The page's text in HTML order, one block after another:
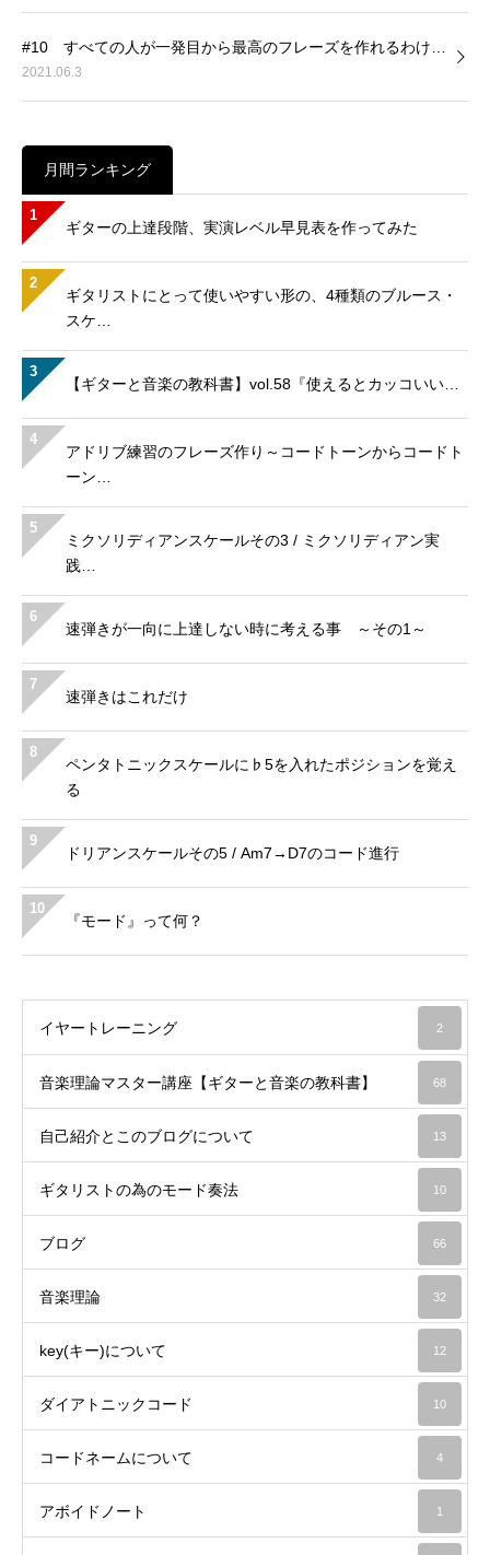
#10 すべての人が一発目から最高のフレーズを作れるわけ…
2021.06.3
月間ランキング
1
ギターの上達段階、実演レベル早見表を作ってみた
2
ギタリストにとって使いやすい形の、4種類のブルース・
スケ…
3
【ギターと音楽の教科書】vol.58『使えるとカッコいい…
4
アドリブ練習のフレーズ作り～コードトーンからコードト
ーン…
5
ミクソリディアンスケールその3 / ミクソリディアン実
践…
6
速弾きが一向に上達しない時に考える事 ～その1～
7
速弾きはこれだけ
8
ペンタトニックスケールに♭5を入れたポジションを覚え
る
9
ドリアンスケールその5 / Am7→D7のコード進行
10
『モード』って何？
イヤートレーニング 2
音楽理論マスター講座【ギターと音楽の教科書】 68
自己紹介とこのブログについて 13
ギタリストの為のモード奏法 10
ブログ 66
音楽理論 32
key(キー)について 12
ダイアトニックコード 10
コードネームについて 4
アボイドノート 1